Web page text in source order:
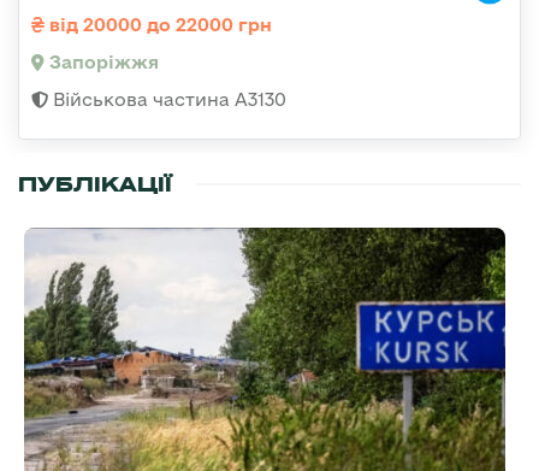
від 20000 до 22000 грн
Запоріжжя
Військова частина А3130
ПУБЛІКАЦІЇ